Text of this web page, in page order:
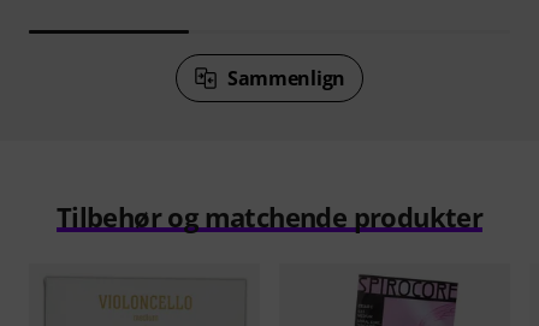
Sammenlign
Tilbehør og matchende produkter